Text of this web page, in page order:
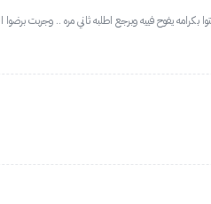
يفوح فييه وبرجع اطلبه ثاني مره .. وجربت برضوا